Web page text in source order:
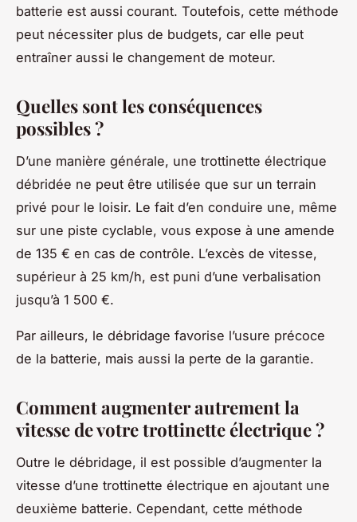
batterie est aussi courant. Toutefois, cette méthode
peut nécessiter plus de budgets, car elle peut
entraîner aussi le changement de moteur.
Quelles sont les conséquences
possibles ?
D’une manière générale, une trottinette électrique
débridée ne peut être utilisée que sur un terrain
privé pour le loisir. Le fait d’en conduire une, même
sur une piste cyclable, vous expose à une amende
de 135 € en cas de contrôle. L’excès de vitesse,
supérieur à 25 km/h, est puni d’une verbalisation
jusqu’à 1 500 €.
Par ailleurs, le débridage favorise l’usure précoce
de la batterie, mais aussi la perte de la garantie.
Comment augmenter autrement la
vitesse de votre trottinette électrique ?
Outre le débridage, il est possible d’augmenter la
vitesse d’une trottinette électrique en ajoutant une
deuxième batterie. Cependant, cette méthode